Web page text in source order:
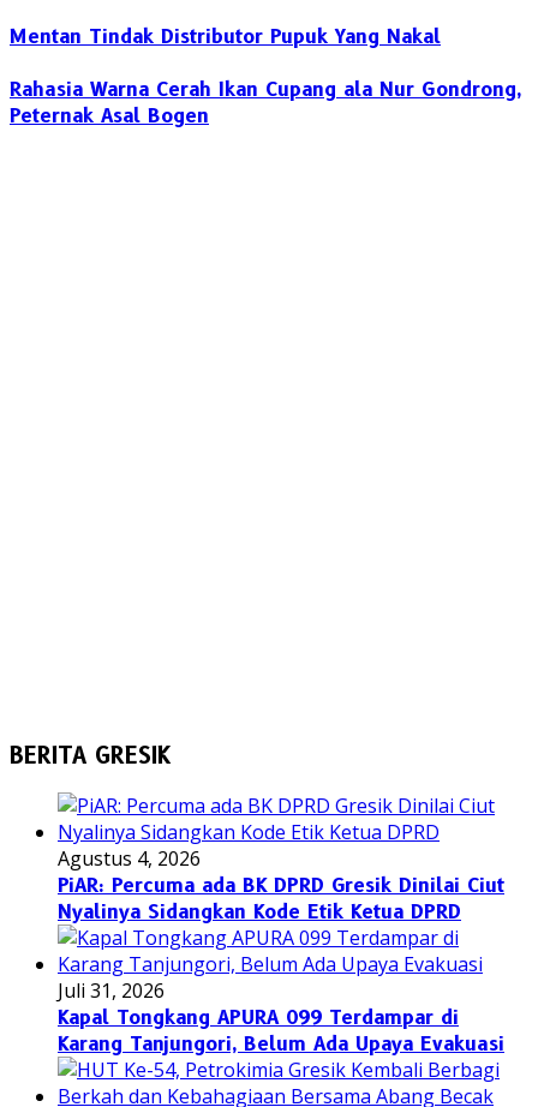
Mentan Tindak Distributor Pupuk Yang Nakal
Rahasia Warna Cerah Ikan Cupang ala Nur Gondrong,
Peternak Asal Bogen
BERITA GRESIK
Agustus 4, 2026
PiAR: Percuma ada BK DPRD Gresik Dinilai Ciut
Nyalinya Sidangkan Kode Etik Ketua DPRD
Juli 31, 2026
Kapal Tongkang APURA 099 Terdampar di
Karang Tanjungori, Belum Ada Upaya Evakuasi